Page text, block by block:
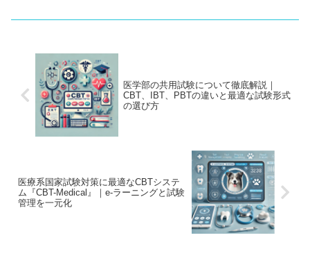
習塾や学校の試験業務を強力にサポート
します。
医学部の共用試験について徹底解説｜
CBT、IBT、PBTの違いと最適な試験形式
の選び方
医療系国家試験対策に最適なCBTシステ
ム『CBT-Medical』｜e-ラーニングと試験
管理を一元化